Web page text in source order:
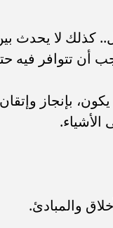
كذلك لا يحدث
أن تتوافر فيه
بإنجاز
والمبادئ.